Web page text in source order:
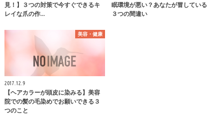
見！】３つの対策で今すぐできるキ
レイな爪の作…
眠環境が悪い？あなたが冒している
３つの間違い
美容・健康
2017.12.9
【ヘアカラーが頭皮に染みる】美容
院での髪の毛染めでお願いできる３
つのこと